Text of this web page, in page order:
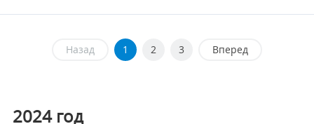
Назад 1 2 3 Вперед
2024год